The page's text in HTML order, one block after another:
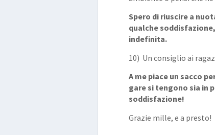
Spero di riuscire a
qualche
indefinita.
10) Un consiglio ai
A me piace un sacco
garesi tengono sia in
soddisfazione!
Grazie mille, e a presto!